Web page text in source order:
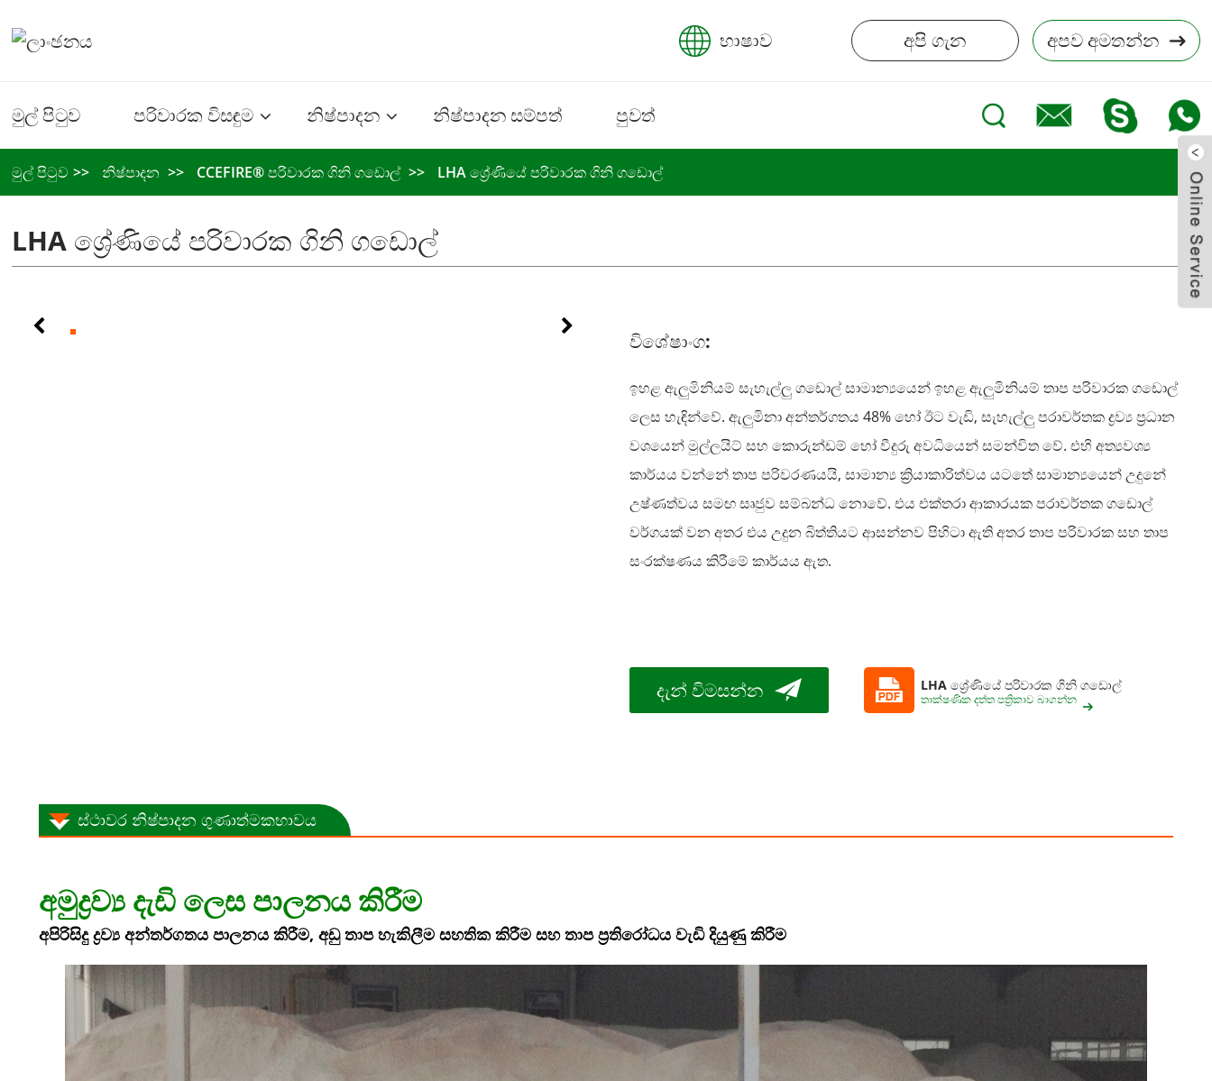
භාෂාව අපි ගැන අපව අමතන්න
මුල් පිටුව පරිවාරක විසඳුම නිෂ්පාදන නිෂ්පාදන සම්පත් පුවත්
මුල් පිටුව නිෂ්පාදන CCEFIRE® පරිවාරක ගිනි ගඩොල් LHA ශ්‍රේණියේ පරිවාරක ගිනි ගඩොල්
LHA ශ්‍රේණියේ පරිවාරක ගිනි ගඩොල්
විශේෂාංග:
ඉහළ ඇලුමිනියම් සැහැල්ලු ගඩොල් සාමාන්‍යයෙන් ඉහළ ඇලුමිනියම් තාප පරිවාරක ගඩොල්
ලෙස හැඳින්වේ. ඇලුමිනා අන්තර්ගතය 48% හෝ ඊට වැඩි, සැහැල්ලු පරාවර්තක ද්‍රව්‍ය ප්‍රධාන
වශයෙන් මුල්ලයිට් සහ කොරුන්ඩම් හෝ වීදුරු අවධියෙන් සමන්විත වේ. එහි අත්‍යවශ්‍ය
කාර්යය වන්නේ තාප පරිවරණයයි, සාමාන්‍ය ක්‍රියාකාරිත්වය යටතේ සාමාන්‍යයෙන් උදුනේ
උෂ්ණත්වය සමඟ සෘජුව සම්බන්ධ නොවේ. එය එක්තරා ආකාරයක පරාවර්තක ගඩොල්
වර්ගයක් වන අතර එය උදුන බිත්තියට ආසන්නව පිහිටා ඇති අතර තාප පරිවාරක සහ තාප
සංරක්ෂණය කිරීමේ කාර්යය ඇත.
දැන් විමසන්න LHA ශ්‍රේණියේ පරිවාරක ගිනි ගඩොල්
තාක්ෂණික දත්ත පත්‍රිකාව බාගන්න
ස්ථාවර නිෂ්පාදන ගුණාත්මකභාවය
අමුද්‍රව්‍ය දැඩි ලෙස පාලනය කිරීම
අපිරිසිදු ද්‍රව්‍ය අන්තර්ගතය පාලනය කිරීම, අඩු තාප හැකිලීම සහතික කිරීම සහ තාප ප්‍රතිරෝධය වැඩි දියුණු කිරීම